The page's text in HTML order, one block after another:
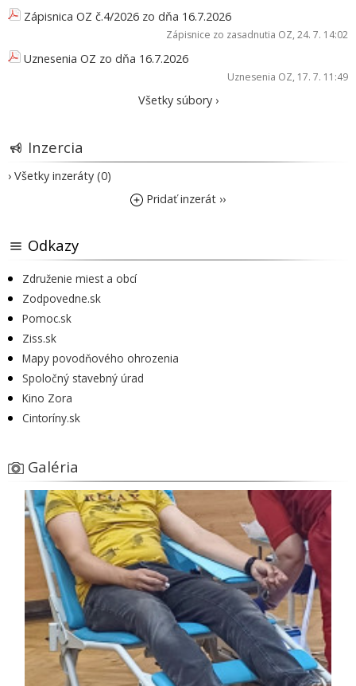
Zápisnica OZ č.4/2026 zo dňa 16.7.2026
Zápisnice zo zasadnutia OZ, 24. 7. 14:02
Uznesenia OZ zo dňa 16.7.2026
Uznesenia OZ, 17. 7. 11:49
Všetky súbory ›
Inzercia
› Všetky inzeráty (0)
Pridať inzerát ››
Odkazy
Združenie miest a obcí
Zodpovedne.sk
Pomoc.sk
Ziss.sk
Mapy povodňového ohrozenia
Spoločný stavebný úrad
Kino Zora
Cintoríny.sk
Galéria